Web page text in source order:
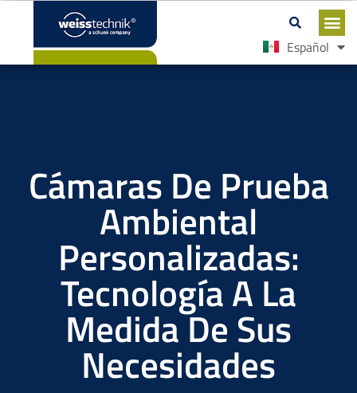
Español
English
Cámaras De Prueba
Ambiental
Personalizadas:
Tecnología A La
Medida De Sus
Necesidades